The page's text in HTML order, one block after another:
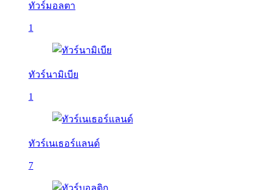
ทัวร์มอลตา
1
ทัวร์นามิเบีย
1
ทัวร์เนเธอร์แลนด์
7